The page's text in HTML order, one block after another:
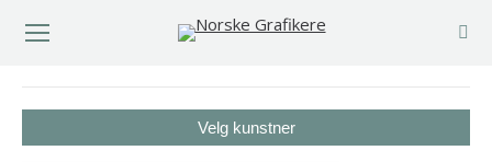
Velg kunstner